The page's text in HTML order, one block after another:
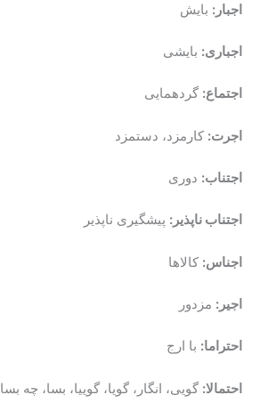
اجبار: بایش
اجباری: بایشی
اجتماع: گردهمایی
اجرت: کارمزد، دستمزد
اجتناب: دوری
اجتناب ناپذیر: پیشگیری ناپذیر
اجناس: کالاها
اجیر: مزدور
احتراما: با ارج
احتمالا: گویی، انگار، گویا، گوییا، بسا، چه بسا